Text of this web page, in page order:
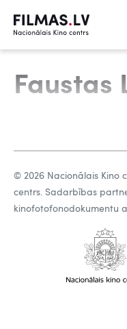
Faustas
© 2026 Nacionālais Kino
centrs. Sadarbības
kinofotofonodokumentu